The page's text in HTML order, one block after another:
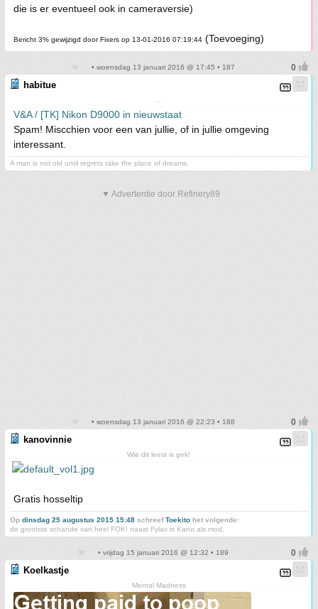
die is er eventueel ook in cameraversie)
Bericht 3% gewijzigd door Fixers op 13-01-2016 07:19:44 (Toevoeging)
• woensdag 13 januari 2016 @ 17:45 • 187
habitue
V&A / [TK] Nikon D9000 in nieuwstaat
Spam! Miscchien voor een van jullie, of in jullie omgeving
interessant.
A man is not old until regrets take the place of dreams.
▼ Advertentie door Refinery89
• woensdag 13 januari 2016 @ 22:23 • 188
kanovinnie
Wie dit leest is gek!
Gratis hosseltip
Op dinsdag 25 augustus 2015 15:48 schreefToekito het volgende:
de grootste schande van heel FOK! naast Fylax is Kano als mod.
• vrijdag 15 januari 2016 @ 12:32 • 189
Koelkastje
Mental Madness